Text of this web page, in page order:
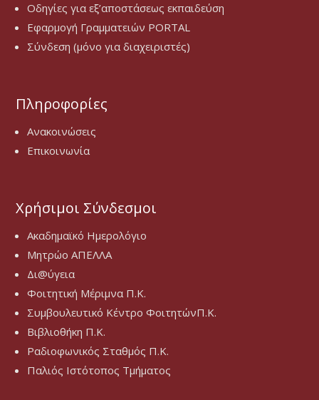
Οδηγίες για εξ’αποστάσεως εκπαιδεύση
Εφαρμογή Γραμματειών PORTAL
Σύνδεση (μόνο για διαχειριστές)
Πληροφορίες
Ανακοινώσεις
Επικοινωνία
Χρήσιμοι Σύνδεσμοι
Ακαδημαϊκό Ημερολόγιο
Μητρώο ΑΠΕΛΛΑ
Δι@ύγεια
Φοιτητική Μέριμνα Π.Κ.
Συμβουλευτικό Κέντρο ΦοιτητώνΠ.Κ.
Βιβλιοθήκη Π.Κ.
Ραδιοφωνικός Σταθμός Π.Κ.
Παλιός Ιστότοπος Τμήματος